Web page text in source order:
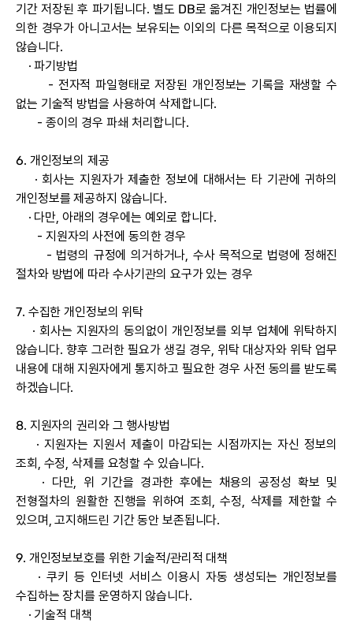
기간 저장된 후 파기됩니다. 별도 DB로 옮겨진 개인정보는 법률에
의한 경우가 아니고서는 보유되는 이외의 다른 목적으로 이용되지
않습니다.
· 파기방법
- 전자적 파일형태로 저장된 개인정보는 기록을 재생할 수
없는 기술적 방법을 사용하여 삭제합니다.
- 종이의 경우 파쇄 처리합니다.
6. 개인정보의 제공
· 회사는 지원자가 제출한 정보에 대해서는 타 기관에 귀하의
개인정보를 제공하지 않습니다.
· 다만, 아래의 경우에는 예외로 합니다.
- 지원자의 사전에 동의한 경우
- 법령의 규정에 의거하거나, 수사 목적으로 법령에 정해진
절차와 방법에 따라 수사기관의 요구가 있는 경우
7. 수집한 개인정보의 위탁
· 회사는 지원자의 동의없이 개인정보를 외부 업체에 위탁하지
않습니다. 향후 그러한 필요가 생길 경우, 위탁 대상자와 위탁 업무
내용에 대해 지원자에게 통지하고 필요한 경우 사전 동의를 받도록
하겠습니다.
8. 지원자의 권리와 그 행사방법
· 지원자는 지원서 제출이 마감되는 시점까지는 자신 정보의
조회, 수정, 삭제를 요청할 수 있습니다.
· 다만, 위 기간을 경과한 후에는 채용의 공정성 확보 및
전형절차의 원활한 진행을 위하여 조회, 수정, 삭제를 제한할 수
있으며, 고지해드린 기간 동안 보존됩니다.
9. 개인정보보호를 위한 기술적/관리적 대책
· 쿠키 등 인터넷 서비스 이용시 자동 생성되는 개인정보를
수집하는 장치를 운영하지 않습니다.
· 기술적 대책